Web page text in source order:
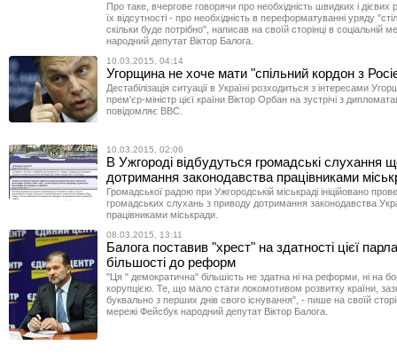
Про таке, вчергове говорячи про необхідність швидких і дієвих
їх відсутності - про необхідність в переформатуванні уряду
скільки буде потрібно", написав на своїй сторінці в соціальній
народний депутат Віктор Балога.
10.03.2015, 04:14
Угорщина не хоче мати "спільний кордон з
Дестабілізація ситуації в Україні розходиться з інтересами
прем'єр-міністр цієї країни Віктор Орбан на зустрічі з
повідомляє ВВС.
10.03.2015, 02:06
В Ужгороді відбудуться громадські слухання
дотримання законодавства працівниками
Громадської радою при Ужгородській міськраді ініційовано
громадських слухань з приводу дотримання законодавства
працівниками міськради.
08.03.2015, 13:11
Балога поставив "хрест" на здатності цієї
більшості до реформ
"Ця " демократична" більшість не здатна ні на реформи, ні на
корупцією. Те, що мало стати локомотивом розвитку країни,
буквально з перших днів свого існування", - пише на своїй
мережі Фейсбук народний депутат Віктор Балога.